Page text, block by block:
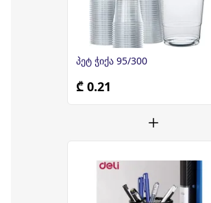
პეტ ჭიქა 95/300
₾ 0.21